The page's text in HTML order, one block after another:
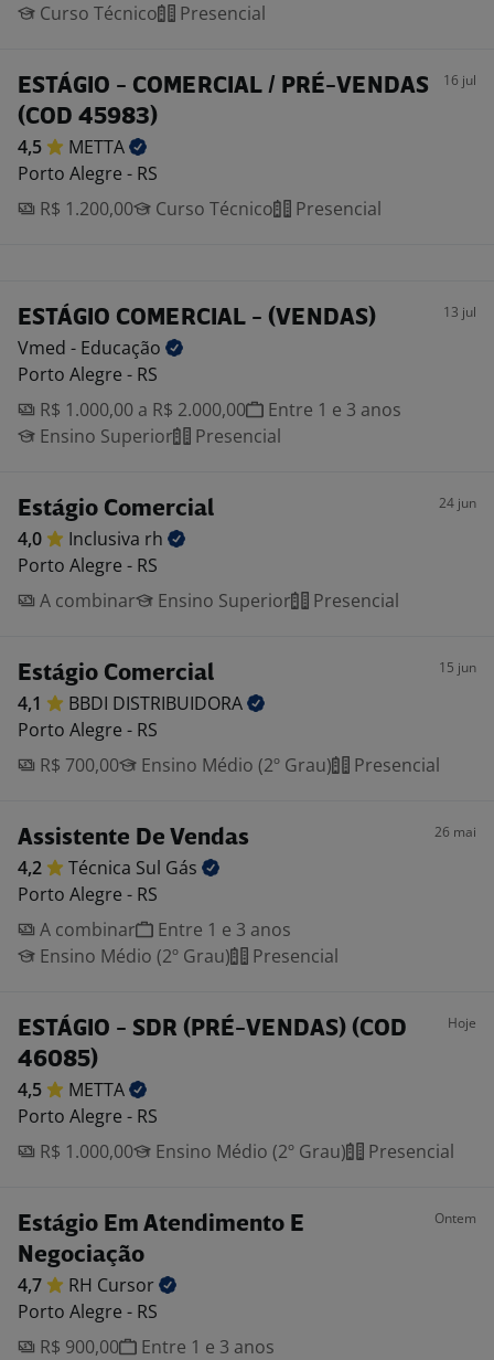
Curso Técnico
Presencial
ESTÁGIO - COMERCIAL / PRÉ-VENDAS
(COD 45983)
16 jul
4,5
METTA
Porto Alegre - RS
R$ 1.200,00
Curso Técnico Presencial
ESTÁGIO COMERCIAL - (VENDAS) 13 jul
Vmed - Educação
Porto Alegre - RS
R$ 1.000,00 a R$ 2.000,00
Entre 1 e 3 anos
Ensino Superior
Presencial
Estágio Comercial 24 jun
4,0 Inclusiva rh
Porto Alegre - RS
A combinar
Ensino Superior Presencial
Estágio Comercial 15 jun
4,1 BBDI DISTRIBUIDORA
Porto Alegre - RS
R$ 700,00
Ensino Médio (2º Grau) Presencial
Assistente De Vendas 26 mai
4,2 Técnica Sul Gás
Porto Alegre - RS
A combinar
Entre 1 e 3 anos
Ensino Médio (2º Grau)
Presencial
ESTÁGIO - SDR (PRÉ-VENDAS) (COD
46085)
Hoje
4,5
METTA
Porto Alegre - RS
R$ 1.000,00
Ensino Médio (2º Grau) Presencial
Estágio Em Atendimento E
Negociação
Ontem
4,7 RH Cursor
Porto Alegre - RS
R$ 900,00
Entre 1 e 3 anos